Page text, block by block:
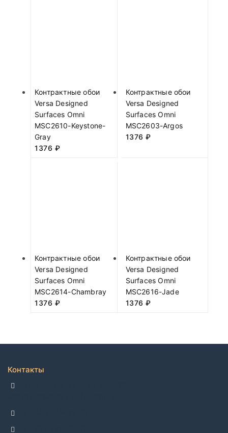
Контрактные обои
Versa Designed
Surfaces Omni
MSC2610-Keystone-
Gray
1376 ₽
Контрактные обои
Versa Designed
Surfaces Omni
MSC2603-Argos
1376 ₽
Контрактные обои
Versa Designed
Surfaces Omni
MSC2614-Chambray
1376 ₽
Контрактные обои
Versa Designed
Surfaces Omni
MSC2616-Jade
1376 ₽
Контакты